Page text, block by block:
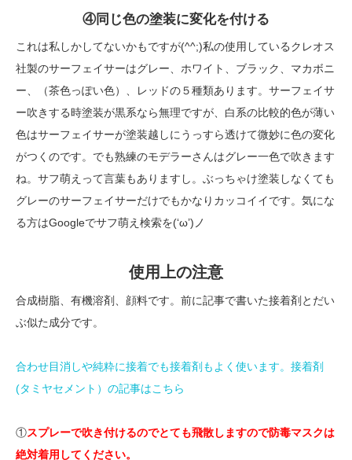
④同じ色の塗装に変化を付ける
これは私しかしてないかもですが(^^;)私の使用しているクレオス
社製のサーフェイサーはグレー、ホワイト、ブラック、マカボニ
ー、（茶色っぽい色）、レッドの５種類あります。サーフェイサ
ー吹きする時塗装が黒系なら無理ですが、白系の比較的色が薄い
色はサーフェイサーが塗装越しにうっすら透けて微妙に色の変化
がつくのです。でも熟練のモデラーさんはグレー一色で吹きます
ね。サフ萌えって言葉もありますし。ぶっちゃけ塗装しなくても
グレーのサーフェイサーだけでもかなりカッコイイです。気にな
る方はGoogleでサフ萌え検索を(‘ω’)ノ
使用上の注意
合成樹脂、有機溶剤、顔料です。前に記事で書いた接着剤とだい
ぶ似た成分です。
合わせ目消しや純粋に接着でも接着剤もよく使います。接着剤
(タミヤセメント）の記事はこちら
①スプレーで吹き付けるのでとても飛散しますので防毒マスクは
絶対着用してください。